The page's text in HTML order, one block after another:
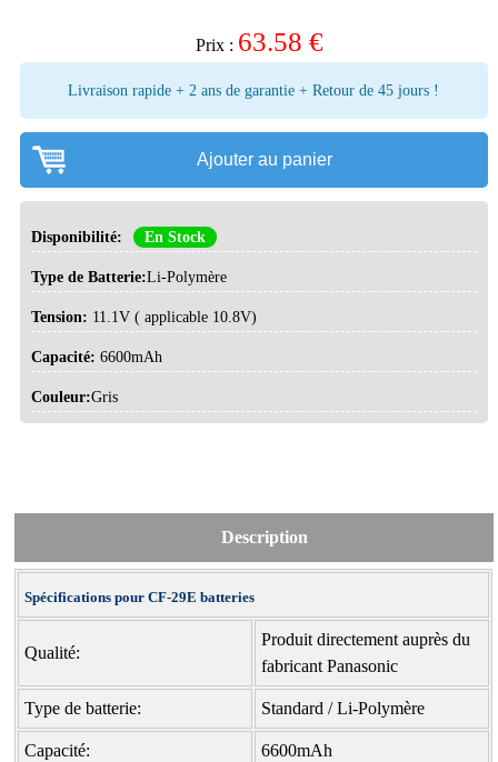
Prix : 63.58 €
Livraison rapide + 2 ans de garantie + Retour de 45 jours !
Ajouter au panier
Disponibilité: En Stock
Type de Batterie:Li-Polymère
Tension: 11.1V ( applicable 10.8V)
Capacité: 6600mAh
Couleur:Gris
Description
Spécifications pour CF-29E batteries
Qualité:
Produit directement auprès du
fabricant Panasonic
Type de batterie: Standard / Li-Polymère
Capacité: 6600mAh